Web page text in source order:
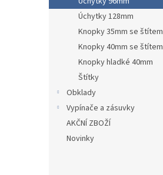
Úchytky 128mm
Knopky 35mm se štítem
Knopky 40mm se štítem
Knopky hladké 40mm
Štítky
Obklady
Vypínače a zásuvky
AKČNÍ ZBOŽÍ
Novinky